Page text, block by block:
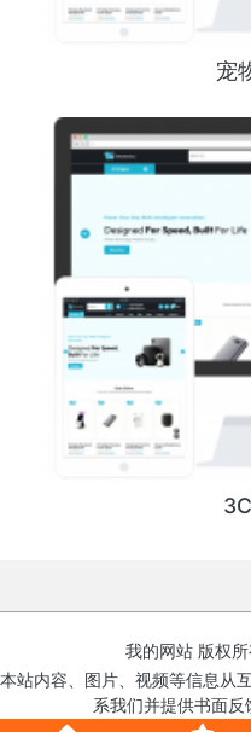
宠
我的网站 版权
本站内容、图片、视频等信息从
系我们并提供书面